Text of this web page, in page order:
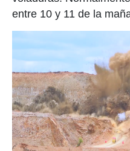
entre 10 y 11 de la